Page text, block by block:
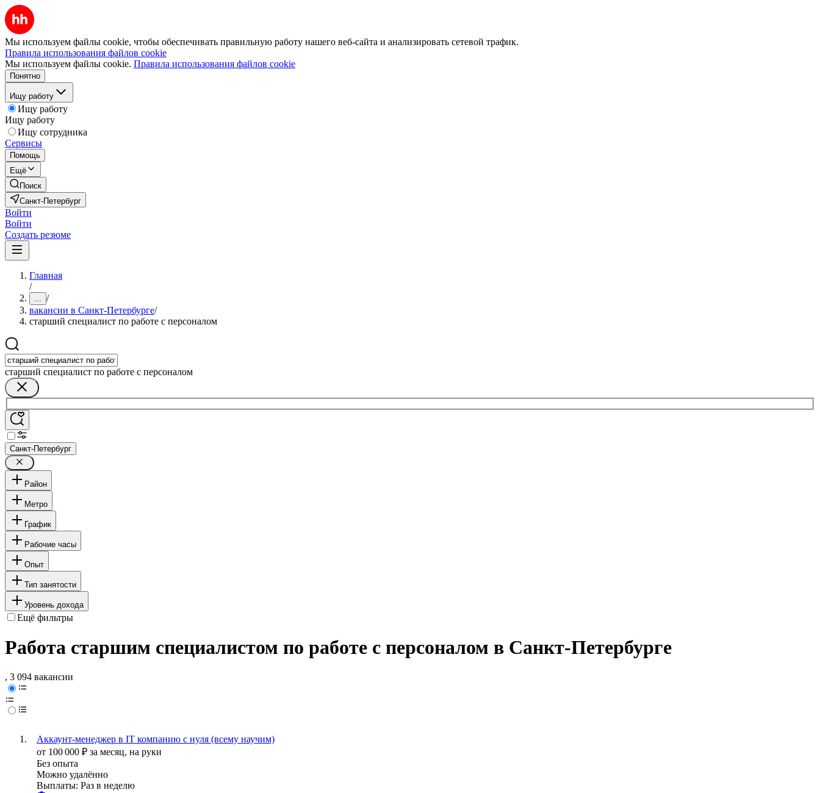
Мы используем файлы cookie, чтобы обеспечивать правильную работу нашего веб-сайта и анализировать сетевой трафик.
Правила использования файлов cookie
Мы используем файлы cookie. Правила использования файлов cookie
Понятно
Ищу работу
Ищу работу
Ищу работу
Ищу сотрудника
Сервисы
Помощь
Ещё
Поиск
Санкт-Петербург
Войти
Войти
Создать резюме
Главная
/
... /
вакансии в Санкт-Петербурге/
старший специалист по работе с персоналом
старший специалист по работе с персоналом
Санкт-Петербург
Район
Метро
График
Рабочие часы
Опыт
Тип занятости
Уровень дохода
Ещё фильтры
Работа старшим специалистом по работе с персоналом в Санкт-Петербурге
, 3 094 вакансии
Аккаунт-менеджер в IT компанию с нуля (всему научим)
от 100 000 ₽ за месяц, на руки
Без опыта
Можно удалённо
Выплаты: Раз в неделю